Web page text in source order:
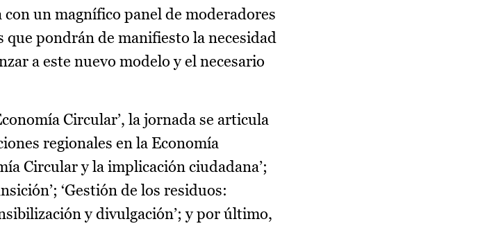
un magnífico panel de moderadores
que pondrán de manifiesto la necesidad
a este nuevo modelo y el necesario
Circular’, la jornada se articula
regionales en la Economía
Circular y la implicación ciudadana’;
‘Gestión de los residuos:
y divulgación’; y por último,